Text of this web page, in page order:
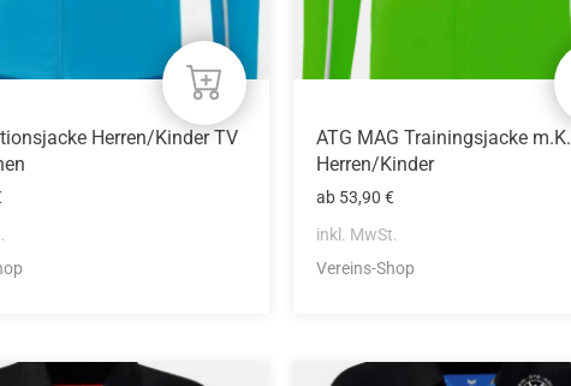
Herren/Kinder TV
Produktseite
gewählt
werden
ATG MAG Trainingsjacke m.K.
Herren/Kinder
ab 53,90€
inkl. MwSt.
Vereins-Shop
Dieses